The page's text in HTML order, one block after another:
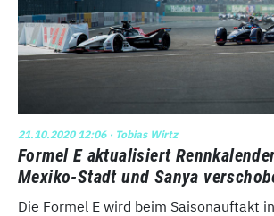
21.10.2020 12:06· Tobias Wirtz
Formel E aktualisiert
Mexiko-Stadt und Sanya
Die Formel E wird beim Saisonauftakt